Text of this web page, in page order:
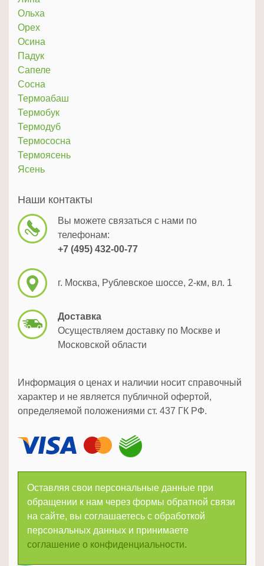
Ольха
Орех
Осина
Падук
Сапеле
Сосна
Термоабаш
Термобук
Термодуб
Термососна
Термоясень
Ясень
Наши контакты
Вы можете связаться с нами по
телефонам:
+7 (495) 432-00-77
г. Москва, Рублевское шоссе, 2-км, вл. 1
Доставка
Осуществляем доставку по Москве и
Московской области
Информация о ценах и наличии носит справочный
характер и не является публичной офертой,
определяемой положениями ст. 437 ГК РФ.
Оставляя свои персональные данные при
обращении к нам через формы обратной связи
на сайте, вы соглашаетесь с обработкой
персональных данных и принимаете
соглашение о конфиденциальности.